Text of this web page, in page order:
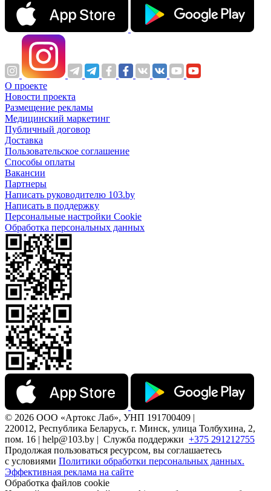
О проекте
Новости проекта
Размещение рекламы
Медицинский маркетинг
Публичный договор
Доставка
Пользовательское соглашение
Способы оплаты
Вакансии
Партнеры
Написать руководителю 103.by
Написать в поддержку
Персональные настройки Cookie
Обработка персональных данных
© 2026 ООО «Артокс Лаб», УНП 191700409 |
220012, Республика Беларусь, г. Минск, улица Толбухина, 2,
пом. 16 | help@103.by | Служба поддержки +375 291212755
Продолжая пользоваться ресурсом, вы соглашаетесь
с условиями Политики обработки персональных данных.
Эффективная реклама на сайте
Обработка файлов cookie